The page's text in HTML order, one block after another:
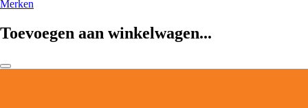
Merken
Toevoegen aan winkelwagen...